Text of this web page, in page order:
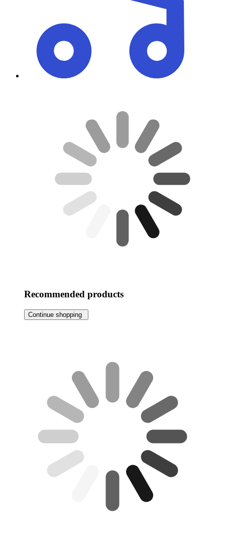
Recommended products
Continue shopping